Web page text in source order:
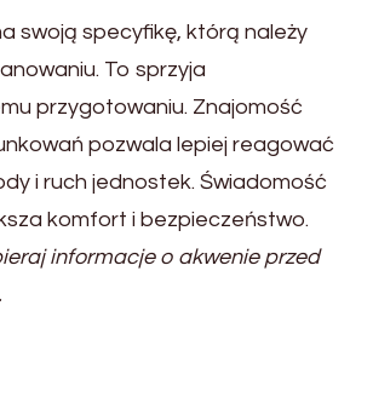
swoją specyfikę, którą należy
To sprzyja
przygotowaniu. Znajomość
pozwala lepiej reagować
i ruch jednostek. Świadomość
komfort i bezpieczeństwo.
informacje o akwenie przed